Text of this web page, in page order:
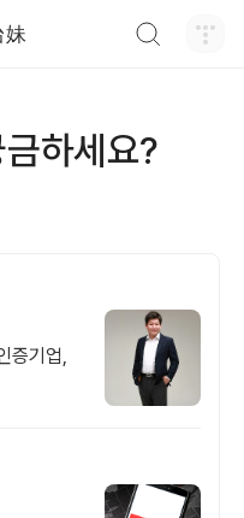
妹
하세요?
증기업,